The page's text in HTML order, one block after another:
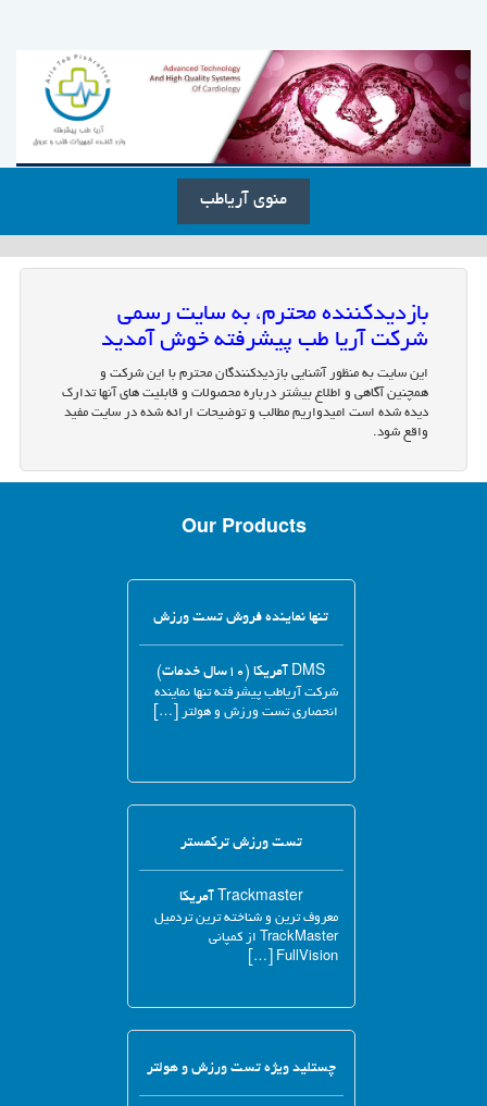
منوی آریاطب
بازدیدکننده محترم، به سایت رسمی
شرکت آریا طب پیشرفته خوش آمدید
این سایت به منظور آشنایی بازدیدکنندگان محترم با این شرکت و
همچنین آگاهی و اطلاع بیشتر درباره محصولات و قابلیت های آنها تدارک
دیده شده است امیدواریم مطالب و توضیحات ارائه شده در سایت مفید
واقع شود.
Our Products
تنها نماینده فروش تست ورزش
DMS آمریکا (۱۰سال خدمات)
شرکت آریاطب پیشرفته تنها نماینده
انحصاری تست ورزش و هولتر […]
تست ورزش ترکمستر
Trackmaster آمریکا
معروف ترین و شناخته ترین تردمیل
TrackMaster از کمپانی
FullVision […]
چستلید ویژه تست ورزش و هولتر